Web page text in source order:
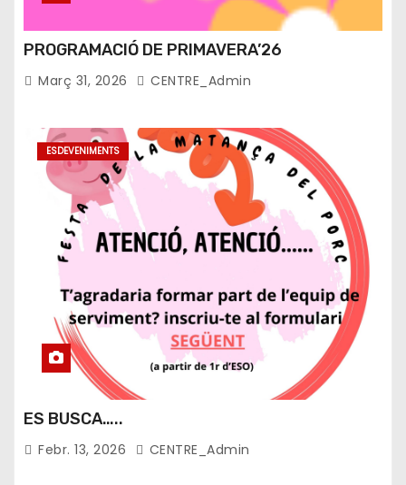
e
s
e
n
t
r
d
s
PROGRAMACIÓ DE PRIMAVERA’26
Març 31, 2026 CENTRE_Admin
ESDEVENIMENTS
ES BUSCA…..
Febr. 13, 2026 CENTRE_Admin